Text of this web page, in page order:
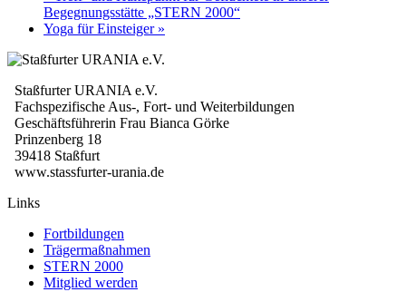
Begegnungsstätte „STERN 2000“
Yoga für Einsteiger »
Staßfurter URANIA e.V.
Fachspezifische Aus-, Fort- und Weiterbildungen
Geschäftsführerin Frau Bianca Görke
Prinzenberg 18
39418 Staßfurt
www.stassfurter-urania.de
Links
Fortbildungen
Trägermaßnahmen
STERN 2000
Mitglied werden